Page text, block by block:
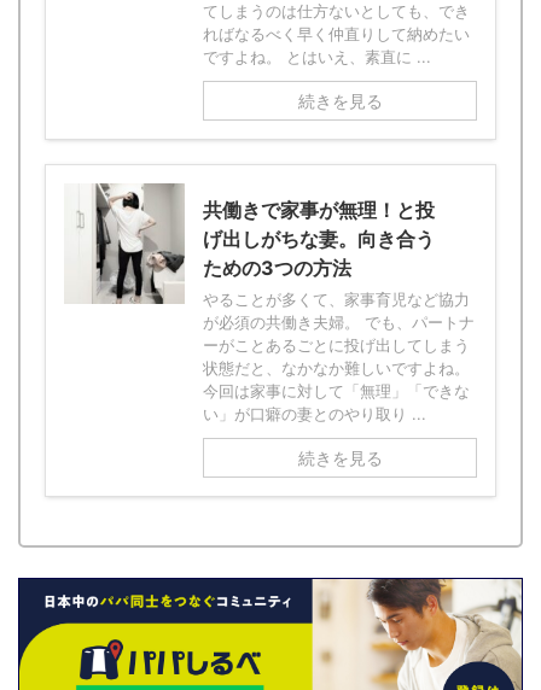
てしまうのは仕方ないとしても、でき
ればなるべく早く仲直りして納めたい
ですよね。 とはいえ、素直に ...
続きを見る
共働きで家事が無理！と投
げ出しがちな妻。向き合う
ための3つの方法
やることが多くて、家事育児など協力
が必須の共働き夫婦。 でも、パートナ
ーがことあるごとに投げ出してしまう
状態だと、なかなか難しいですよね。
今回は家事に対して「無理」「できな
い」が口癖の妻とのやり取り ...
続きを見る